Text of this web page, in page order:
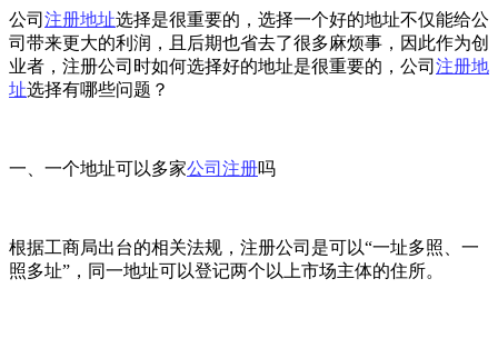
公司 注册地址选择是很重要的，选择一个好的地址不仅能给公
司带来更大的利润，且后期也省去了很多麻烦事，因此作为创
业者，注册公司时如何选择好的地址是很重要的，公司 注册地
址选择有哪些问题？
一、一个地址可以多家公司注册吗
根据工商局出台的相关法规，注册公司是可以“一址多照、一
照多址”，同一地址可以登记两个以上市场主体的住所。